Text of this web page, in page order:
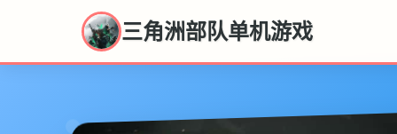
三角洲部队单机游戏